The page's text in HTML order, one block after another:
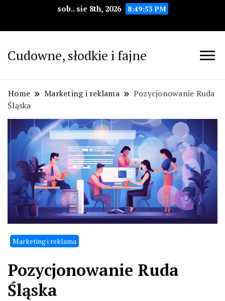
sob.. sie 8th, 2026 8:49:54 PM
Cudowne, słodkie i fajne
Home Marketing i reklama
Pozycjonowanie Ruda
Śląska
Marketing i reklama
Pozycjonowanie Ruda
Śląska